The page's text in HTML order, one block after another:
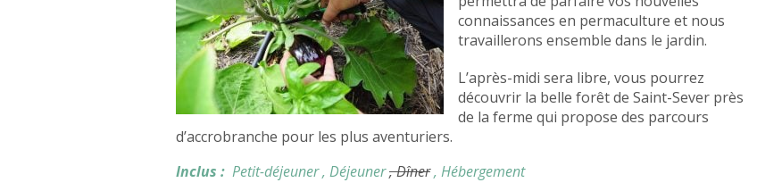
connaissances en permaculture et nous
travaillerons ensemble dans le jardin.
L’après-midi sera libre, vous pourrez
découvrir la belle forêt de Saint-Sever près
de la ferme qui propose des parcours
d’accrobranche pour les plus aventuriers.
Inclus : Petit-déjeuner, Déjeuner, Dîner, Hébergement